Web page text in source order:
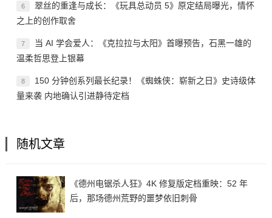
6
翠丝的重逢与成长：《玩具总动员 5》原定结局曝光，情怀
之上的创作取舍
7
当 AI 学会爱人：《克拉拉与太阳》首曝预告，石黑一雄的
温柔哲思登上银幕
8
150 分钟创系列最长纪录！《蜘蛛侠：崭新之日》史诗级体
量来袭 内地确认引进静待定档
随机文章
《德州电锯杀人狂》4K 修复版定档重映：52 年
后，那场德州荒野的噩梦依旧刺骨